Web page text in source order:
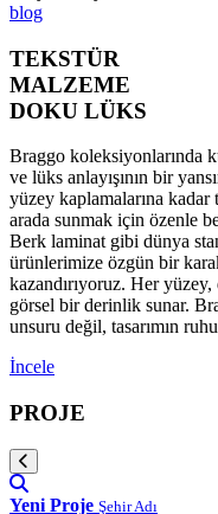
blog
TEKSTÜR
MALZEME
DOKU LÜKS
Braggo koleksiyonlarında
ve lüks anlayışının bir
yüzey kaplamalarına kadar
arada sunmak için özenle
Berk laminat gibi dünya
ürünlerimize özgün bir
kazandırıyoruz. Her
görsel bir derinlik sunar.
unsuru değil, tasarımın
İncele
PROJE
Yeni Proje Şehir Adı